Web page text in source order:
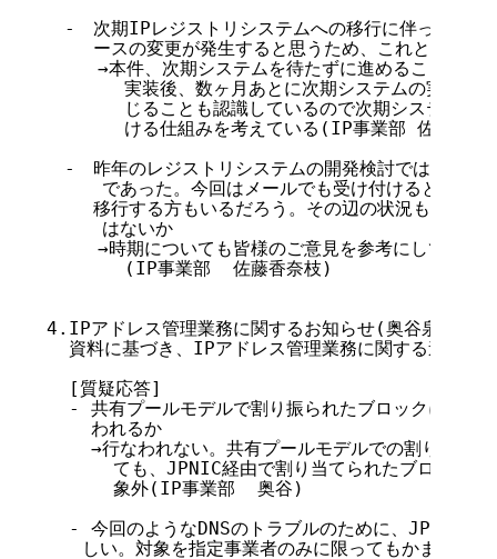
-　次期IPレジストリシステムへの移行に伴っても指
ースの変更が発生すると思うため、これとあわせ
　 →本件、次期システムを待たずに進めることを想
実装後、数ヶ月あとに次期システムの実装が
じることも認識しているので次期システムで
ける仕組みを考えている(IP事業部 佐藤香奈
-　昨年のレジストリシステムの開発検討ではすべて
であった。今回はメールでも受け付けるとのこ
移行する方もいるだろう。その辺の状況もあわせ
     はないか
　 →時期についても皆様のご意見を参考にして検討
       (IP事業部  佐藤香奈枝)
4.IPアドレス管理業務に関するお知らせ(奥谷泉)
資料に基づき、IPアドレス管理業務に関する連絡事
  [質疑応答]
- 共有プールモデルで割り振られたブロックに対す
    われるか
→行なわれない。共有プールモデルでの割り振り
ても、JPNIC経由で割り当てられたブロック
      象外(IP事業部  奥谷)
- 今回のようなDNSのトラブルのために、JPNICで
しい。対象を指定事業者のみに限ってもかまわない